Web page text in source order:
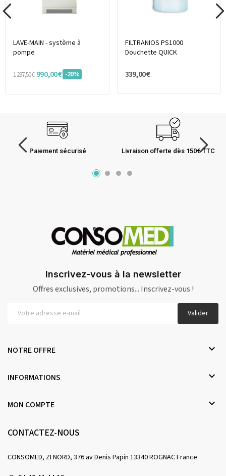
LAVE-MAIN - système à
pompe
1 237,50 € 990,00 € -20%
FILTRANIOS PS1000
Douchette QUICK
339,00 €
Paiement sécurisé Livraison offerte dès 150€ TTC
Inscrivez-vous à la newsletter
Offres exclusives, promotions... Inscrivez-vous !
Valider
NOTRE OFFRE 
INFORMATIONS 
MON COMPTE 
CONTACTEZ-NOUS
CONSOMED, ZI NORD, 376 av Denis Papin 13340 ROGNAC France